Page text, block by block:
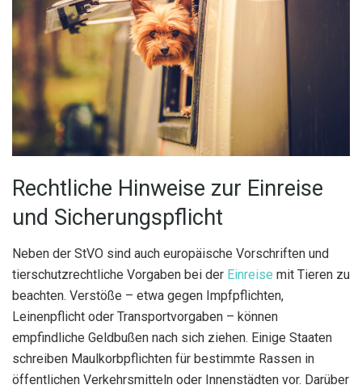
Rechtliche Hinweise zur Einreise
und Sicherungspflicht
Neben der StVO sind auch europäische Vorschriften und
tierschutzrechtliche Vorgaben bei der Einreise mit Tieren zu
beachten. Verstöße – etwa gegen Impfpflichten,
Leinenpflicht oder Transportvorgaben – können
empfindliche Geldbußen nach sich ziehen. Einige Staaten
schreiben Maulkorbpflichten für bestimmte Rassen in
öffentlichen Verkehrsmitteln oder Innenstädten vor. Darüber